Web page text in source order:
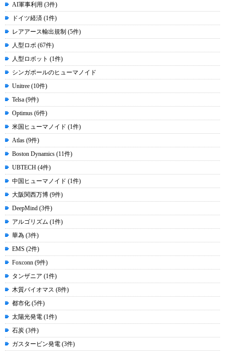
AI軍事利用 (3件)
ドイツ経済 (1件)
レアアース輸出規制 (5件)
人型ロボ (67件)
人型ロボット (1件)
シンガポールのヒューマノイド
Unitree (10件)
Telsa (9件)
Optimus (6件)
米国ヒューマノイド (1件)
Atlas (9件)
Boston Dynamics (11件)
UBTECH (4件)
中国ヒューマノイド (1件)
大阪関西万博 (9件)
DeepMind (3件)
アルゴリズム (1件)
華為 (3件)
EMS (2件)
Foxconn (9件)
タンザニア (1件)
木質バイオマス (8件)
都市化 (5件)
太陽光発電 (1件)
石炭 (3件)
ガスタービン発電 (3件)